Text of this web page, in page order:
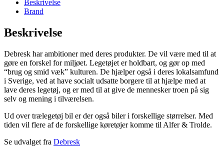
stort
antal
Beskrivelse
Brand
Beskrivelse
Debresk har ambitioner med deres produkter. De vil være med til at
gøre en forskel for miljøet. Legetøjet er holdbart, og gør op med
“brug og smid væk” kulturen. De hjælper også i deres lokalsamfund
i Sverige, ved at have socialt udsatte borgere til at hjælpe med at
lave deres legetøj, og er med til at give de mennesker troen på sig
selv og mening i tilværelsen.
Ud over trælegetøj bil er der også biler i forskellige størrelser. Med
tiden vil flere af de forskellige køretøjer komme til Alfer & Trolde.
Se udvalget fra Debresk